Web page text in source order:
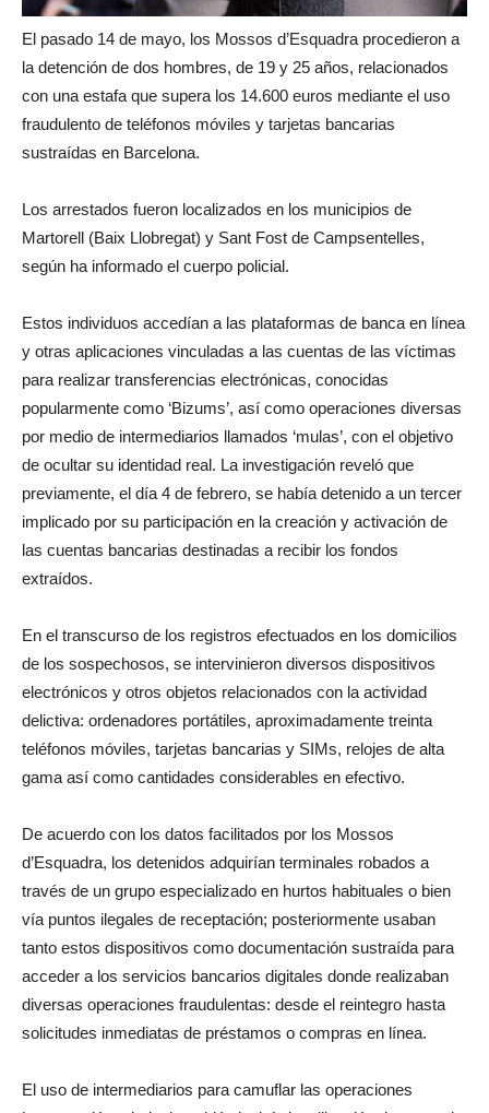
El pasado 14 de mayo, los Mossos d’Esquadra procedieron a
la detención de dos hombres, de 19 y 25 años, relacionados
con una estafa que supera los 14.600 euros mediante el uso
fraudulento de teléfonos móviles y tarjetas bancarias
sustraídas en Barcelona.
Los arrestados fueron localizados en los municipios de
Martorell (Baix Llobregat) y Sant Fost de Campsentelles,
según ha informado el cuerpo policial.
Estos individuos accedían a las plataformas de banca en línea
y otras aplicaciones vinculadas a las cuentas de las víctimas
para realizar transferencias electrónicas, conocidas
popularmente como ‘Bizums’, así como operaciones diversas
por medio de intermediarios llamados ‘mulas’, con el objetivo
de ocultar su identidad real. La investigación reveló que
previamente, el día 4 de febrero, se había detenido a un tercer
implicado por su participación en la creación y activación de
las cuentas bancarias destinadas a recibir los fondos
extraídos.
En el transcurso de los registros efectuados en los domicilios
de los sospechosos, se intervinieron diversos dispositivos
electrónicos y otros objetos relacionados con la actividad
delictiva: ordenadores portátiles, aproximadamente treinta
teléfonos móviles, tarjetas bancarias y SIMs, relojes de alta
gama así como cantidades considerables en efectivo.
De acuerdo con los datos facilitados por los Mossos
d’Esquadra, los detenidos adquirían terminales robados a
través de un grupo especializado en hurtos habituales o bien
vía puntos ilegales de receptación; posteriormente usaban
tanto estos dispositivos como documentación sustraída para
acceder a los servicios bancarios digitales donde realizaban
diversas operaciones fraudulentas: desde el reintegro hasta
solicitudes inmediatas de préstamos o compras en línea.
El uso de intermediarios para camuflar las operaciones